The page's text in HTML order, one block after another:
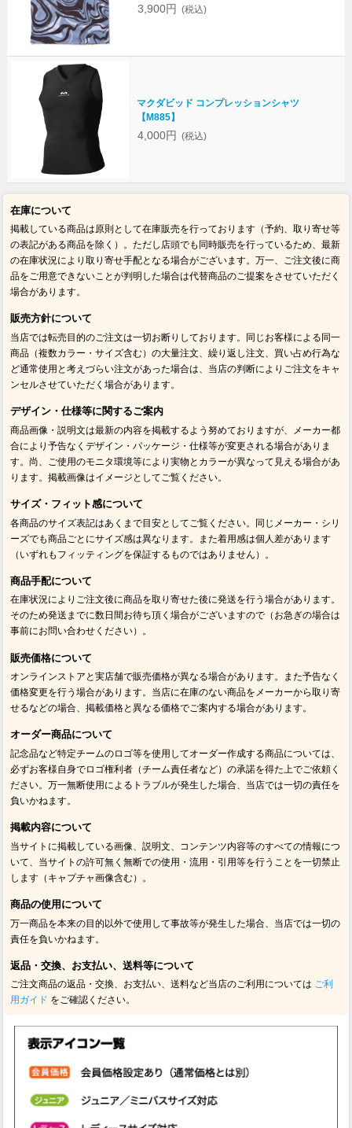
3,900円 (税込)
マクダビッド コンプレッションシャツ
【M885】
4,000円 (税込)
在庫について
掲載している商品は原則として在庫販売を行っております（予約、取り寄せ等
の表記がある商品を除く）。ただし店頭でも同時販売を行っているため、最新
の在庫状況により取り寄せ手配となる場合がございます。万一、ご注文後に商
品をご用意できないことが判明した場合は代替商品のご提案をさせていただく
場合があります。
販売方針について
当店では転売目的のご注文は一切お断りしております。同じお客様による同一
商品（複数カラー・サイズ含む）の大量注文、繰り返し注文、買い占め行為な
ど通常使用と考えづらい注文があった場合は、当店の判断によりご注文をキャ
ンセルさせていただく場合があります。
デザイン・仕様等に関するご案内
商品画像・説明文は最新の内容を掲載するよう努めておりますが、メーカー都
合により予告なくデザイン・パッケージ・仕様等が変更される場合がありま
す。尚、ご使用のモニタ環境等により実物とカラーが異なって見える場合があ
ります。掲載画像はイメージとしてご覧ください。
サイズ・フィット感について
各商品のサイズ表記はあくまで目安としてご覧ください。同じメーカー・シリ
ーズでも商品ごとにサイズ感は異なります。また着用感は個人差があります
（いずれもフィッティングを保証するものではありません）。
商品手配について
在庫状況によりご注文後に商品を取り寄せた後に発送を行う場合があります。
そのため発送までに数日間お待ち頂く場合がございますので（お急ぎの場合は
事前にお問い合わせください）。
販売価格について
オンラインストアと実店舗で販売価格が異なる場合があります。また予告なく
価格変更を行う場合があります。当店に在庫のない商品をメーカーから取り寄
せるなどの場合、掲載価格と異なる価格でご案内する場合があります。
オーダー商品について
記念品など特定チームのロゴ等を使用してオーダー作成する商品については、
必ずお客様自身でロゴ権利者（チーム責任者など）の承諾を得た上でご依頼く
ださい。万一無断使用によるトラブルが発生した場合、当店では一切の責任を
負いかねます。
掲載内容について
当サイトに掲載している画像、説明文、コンテンツ内容等のすべての情報につ
いて、当サイトの許可無く無断での使用・流用・引用等を行うことを一切禁止
します（キャプチャ画像含む）。
商品の使用について
万一商品を本来の目的以外で使用して事故等が発生した場合、当店では一切の
責任を負いかねます。
返品・交換、お支払い、送料等について
ご注文商品の返品・交換、お支払い、送料など当店のご利用については ご利
用ガイド をご確認ください。